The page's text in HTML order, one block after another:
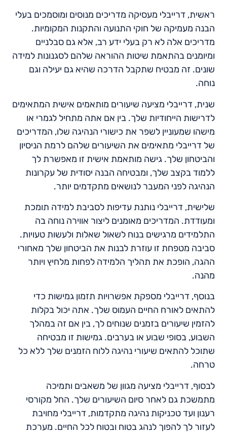
ראשית, דרייבלי מעסיקה מדריכים מנוסים ומוסמכים בעלי
הבנה מעמיקה של חוקי התנועה והתקנות המקומיות.
מדריכים אלה לא רק בעלי ידע רב, אלא גם סבלניים
ומיומנים בהתאמת שיטות ההוראה שלהם לסגנונות למידה
שונים. זה מבטיח שתקבל הדרכה שהיא גם יעילה וגם
נוחה.
שנית, דרייבלי מציעה שיעורים מותאמים אישית המתאימים
לדרישות הייחודיות שלך. בין אם אתה מתחיל לגמרי או
מישהו שמעוניין לשפר את כישורי הנהיגה שלו, המדריכים
של דרייבלי מתאימים את השיעורים שלהם לרמת הניסיון
והביטחון שלך. גישה מותאמת אישית זו מאפשרת לך
ללמוד בקצב שלך, ומבטיחה הבנה יסודית של עקרונות
הנהיגה לפני המעבר לנושאים מתקדמים יותר.
שלישית, דרייבלי נותנת עדיפות לסביבת למידה תומכת
ומעודדת. המדריכים מאומנים ליצור אווירה נוחה בה
התלמידים מרגישים בנוח לשאול שאלות ולעשות טעויות.
סביבה מטפחת זו עוזרת לבנות את הביטחון שלך מאחורי
ההגה, הופכת את תהליך הלמידה לפחות מלחיץ ויותר
מהנה.
בנוסף, דרייבלי מספקת אפשרויות תזמון גמישות כדי
להתאים לאורח החיים העמוס שלך. אתה יכול בקלות
להזמין שיעורים בזמנים שנוחים לך, בין אם זה במהלך
השבוע, בסופי שבוע או בערבים. גמישות זו מבטיחה
שתוכל להתאים שיעורי נהיגה ללוח הזמנים שלך ללא כל
טרחה.
לבסוף, דרייבלי מציעה מגוון של משאבים ותמיכה
מתמשכת גם לאחר סיום השיעורים שלך. החל מקורסי
רענון ועד טכניקות נהיגה מתקדמות, דרייבלי מחויבת
לעזור לך להפוך לנהג בטוח ובטוח לכל החיים. מערכת